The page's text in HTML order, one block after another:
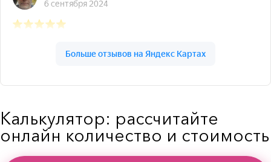
Калькулятор: рассчитайте
онлайн количество и стоимость